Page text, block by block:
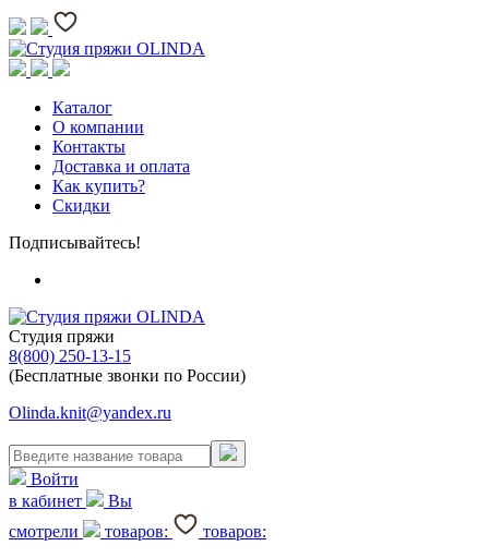
Каталог
О компании
Контакты
Доставка и оплата
Как купить?
Скидки
Подписывайтесь!
Студия пряжи
8(800) 250-13-15
(Бесплатные звонки по России)
Olinda.knit@yandex.ru
Войти
в кабинет
Вы
смотрели
товаров:
товаров: